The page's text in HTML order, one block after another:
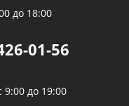
медных стальных
трубок и штуцеров
до 18:00
01-56
9:00 до 19:00